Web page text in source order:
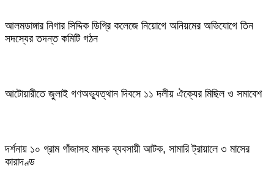
আলমডাঙ্গার নিগার সিদ্দিক ডিগ্রি কলেজে নিয়োগে অনিয়মের অভিযোগে তিন
সদস্যের তদন্ত কমিটি গঠন
আটোয়ারীতে জুলাই গণঅভ্যুত্থান দিবসে ১১ দলীয় ঐক্যের মিছিল ও সমাবেশ
দর্শনায় ১০ গ্রাম গাঁজাসহ মাদক ব্যবসায়ী আটক, সামারি ট্রায়ালে ৩ মাসের
কারাদণ্ড